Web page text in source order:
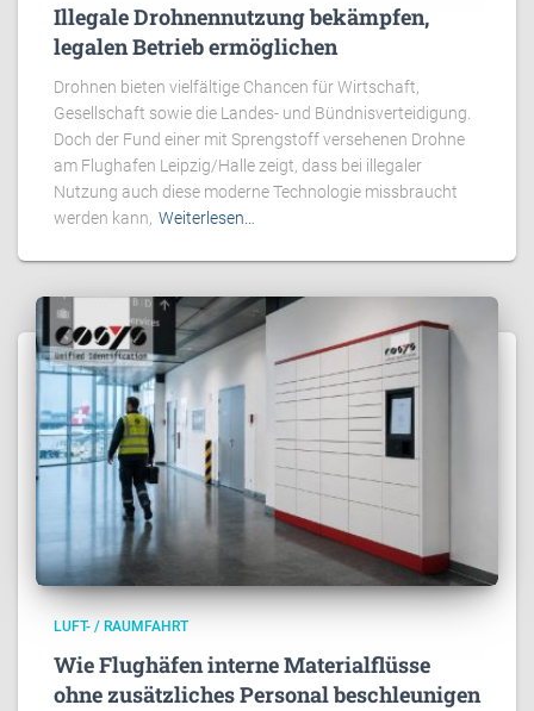
Illegale Drohnennutzung bekämpfen,
legalen Betrieb ermöglichen
Drohnen bieten vielfältige Chancen für Wirtschaft,
Gesellschaft sowie die Landes- und Bündnisverteidigung.
Doch der Fund einer mit Sprengstoff versehenen Drohne
am Flughafen Leipzig/Halle zeigt, dass bei illegaler
Nutzung auch diese moderne Technologie missbraucht
werden kann, Weiterlesen…
LUFT- / RAUMFAHRT
Wie Flughäfen interne Materialflüsse
ohne zusätzliches Personal beschleunigen